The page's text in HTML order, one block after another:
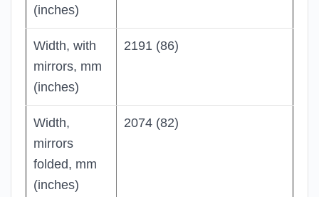
(inches)
Width, with
mirrors, mm
(inches)
2191 (86)
Width,
mirrors
folded, mm
(inches)
2074 (82)